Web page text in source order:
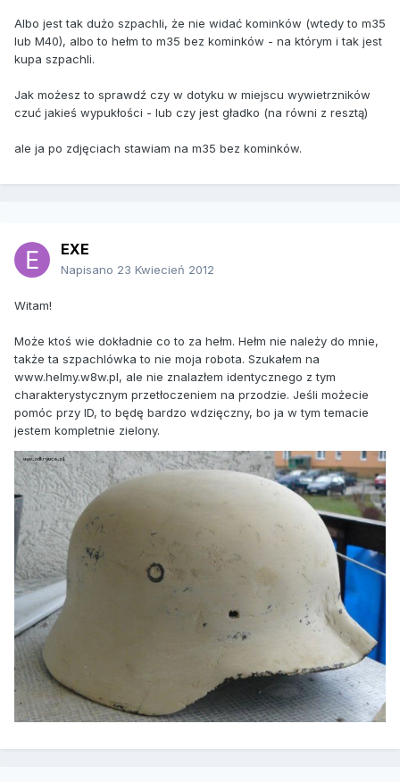
Albo jest tak dużo szpachli, że nie widać kominków (wtedy to m35
lub M40), albo to hełm to m35 bez kominków - na którym i tak jest
kupa szpachli.
Jak możesz to sprawdź czy w dotyku w miejscu wywietrzników
czuć jakieś wypukłości - lub czy jest gładko (na równi z resztą)
ale ja po zdjęciach stawiam na m35 bez kominków.
EXE
Napisano 23 Kwiecień 2012
Witam!
Może ktoś wie dokładnie co to za hełm. Hełm nie należy do mnie,
także ta szpachlówka to nie moja robota. Szukałem na
www.helmy.w8w.pl, ale nie znalazłem identycznego z tym
charakterystycznym przetłoczeniem na przodzie. Jeśli możecie
pomóc przy ID, to będę bardzo wdzięczny, bo ja w tym temacie
jestem kompletnie zielony.